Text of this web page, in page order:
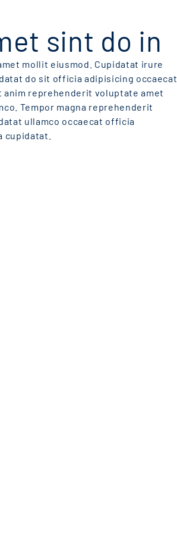
sint do in
mollit eiusmod. Cupidatat irure
do sit officia adipisicing occaecat
anim reprehenderit voluptate amet
Tempor magna reprehenderit
ullamco occaecat officia
cupidatat.